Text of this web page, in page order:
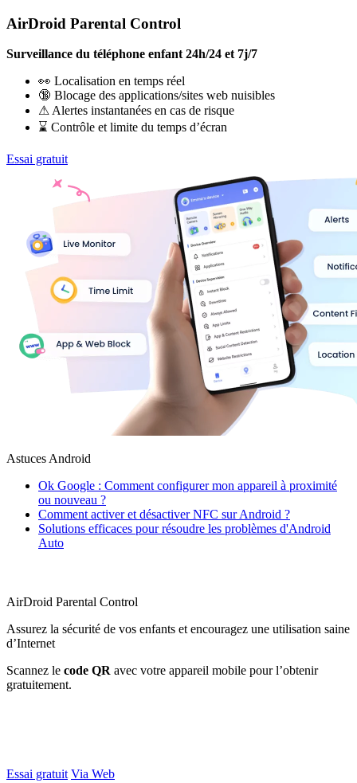
AirDroid Parental Control
Surveillance du téléphone enfant 24h/24 et 7j/7
👀 Localisation en temps réel
🔞 Blocage des applications/sites web nuisibles
⚠ Alertes instantanées en cas de risque
⌛ Contrôle et limite du temps d’écran
Essai gratuit
Astuces Android
Ok Google : Comment configurer mon appareil à proximité
ou nouveau ?
Comment activer et désactiver NFC sur Android ?
Solutions efficaces pour résoudre les problèmes d'Android
Auto
AirDroid Parental Control
Assurez la sécurité de vos enfants et encouragez une utilisation saine
d’Internet
Scannez le code QR avec votre appareil mobile pour l’obtenir
gratuitement.
Essai gratuit Via Web